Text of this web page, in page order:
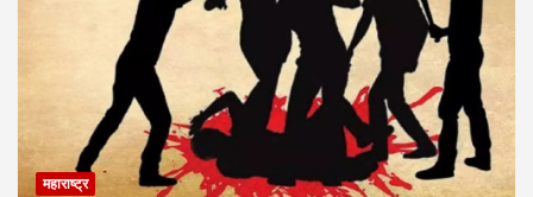
महाराष्ट्र